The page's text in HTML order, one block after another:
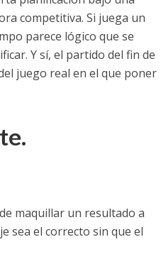
competitiva. Si juega un
parece lógico que se
Y sí, el partido del fin de
juego real en el que poner
maquillar un resultado a
sea el correcto sin que el